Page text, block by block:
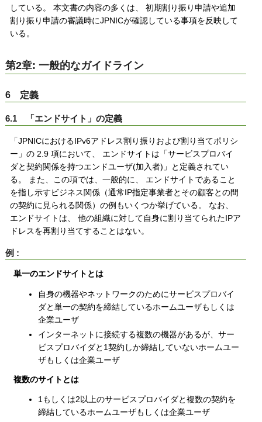
している。 本文書の内容の多くは、 初期割り振り申請や追加
割り振り申請の審議時にJPNICが確認している事項を反映して
いる。
第2章: 一般的なガイドライン
6 定義
6.1 「エンドサイト」の定義
「JPNICにおけるIPv6アドレス割り振りおよび割り当てポリシ
ー」の 2.9 項において、 エンドサイトは「サービスプロバイ
ダと契約関係を持つエンドユーザ(加入者)」と定義されてい
る。 また、この項では、一般的に、 エンドサイトであること
を指し示すビジネス関係（通常IP指定事業者とその顧客との間
の契約に見られる関係）の例もいくつか挙げている。 なお、
エンドサイトは、 他の組織に対して自身に割り当てられたIPア
ドレスを再割り当てすることはない。
例 :
単一のエンドサイトとは
自身の機器やネットワークのためにサービスプロバイ
ダと単一の契約を締結しているホームユーザもしくは
企業ユーザ
インターネットに接続する複数の機器があるが、サー
ビスプロバイダと1契約しか締結していないホームユー
ザもしくは企業ユーザ
複数のサイトとは
1もしくは2以上のサービスプロバイダと複数の契約を
締結しているホームユーザもしくは企業ユーザ